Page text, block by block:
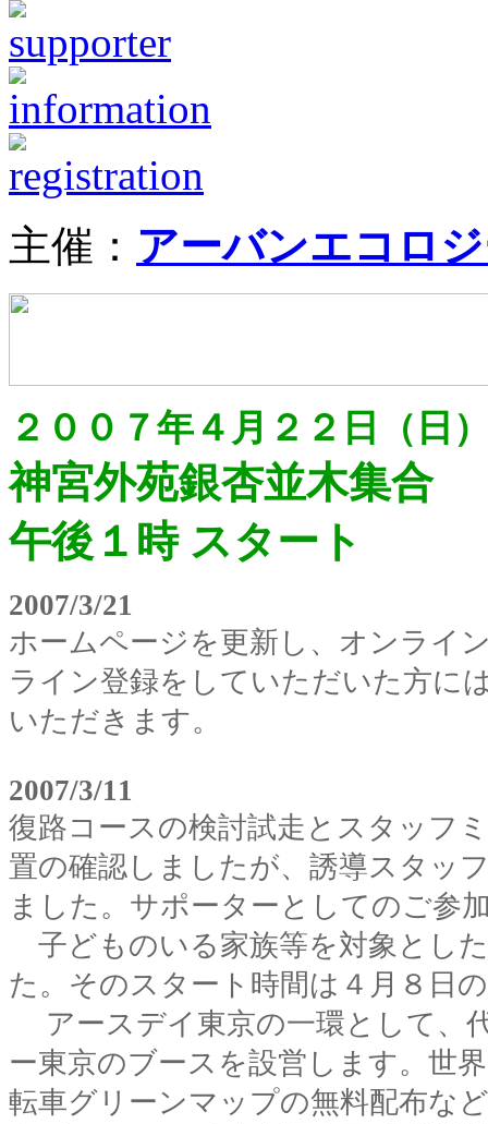
主催： アーバンエコロ
２００７年４月２２日（日
神宮外苑銀杏並木集合
午後１時 スタート
2007/3/21
ホームページを更新し、オンライ
ライン登録をしていただいた方に
いただきます。
2007/3/11
復路コースの検討試走とスタッフ
置の確認しましたが、誘導スタッ
ました。サポーターとしてのご参
子どものいる家族等を対象とし
た。そのスタート時間は４月８日
アースデイ東京の一環として、
ー東京のブースを設営します。世
転車グリーンマップの無料配布な